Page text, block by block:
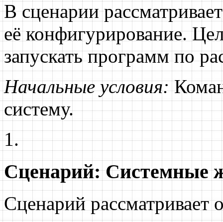
В сценарии
её конфигурирование.
запускать программ по
Начальные условия:
систему.
Сценарий: Системные
Сценарий